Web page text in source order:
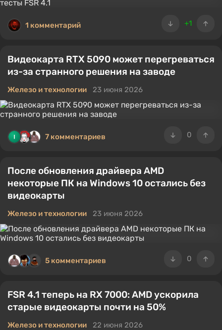
+1
1 комментарий
Видеокарта RTX 5090 может перегреваться
из-за странного решения на заводе
Железо и технологии 23 июня 2026
0
7 комментариев
После обновления драйвера AMD
некоторые ПК на Windows 10 остались без
видеокарты
Железо и технологии 23 июня 2026
0
5 комментариев
FSR 4.1 теперь на RX 7000: AMD ускорила
старые видеокарты почти на 50%
Железо и технологии 22 июня 2026